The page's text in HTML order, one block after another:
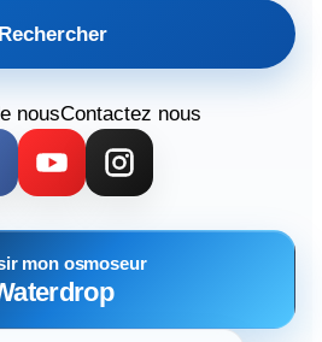
Rechercher
nousContactez nous
mon osmoseur